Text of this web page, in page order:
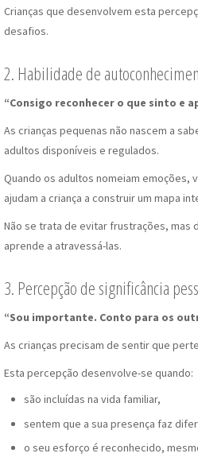
Crianças que desenvolvem esta
desafios.
2. Habilidade de
“Consigo reconhecer o que sinto e
As crianças pequenas não nascem a
adultos disponíveis e regulados.
Quando os adultos nomeiam
ajudam a criança a construir um mapa
Não se trata de evitar frustrações, mas
aprende a atravessá-las.
3. Percepção de significância
“Sou importante. Conto para os
As crianças precisam de sentir que
Esta percepção desenvolve-se quando:
são incluídas na vida familiar,
sentem que a sua presença faz
o seu esforço é reconhecido,